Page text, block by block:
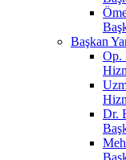
Başkan
Op.
Dr.